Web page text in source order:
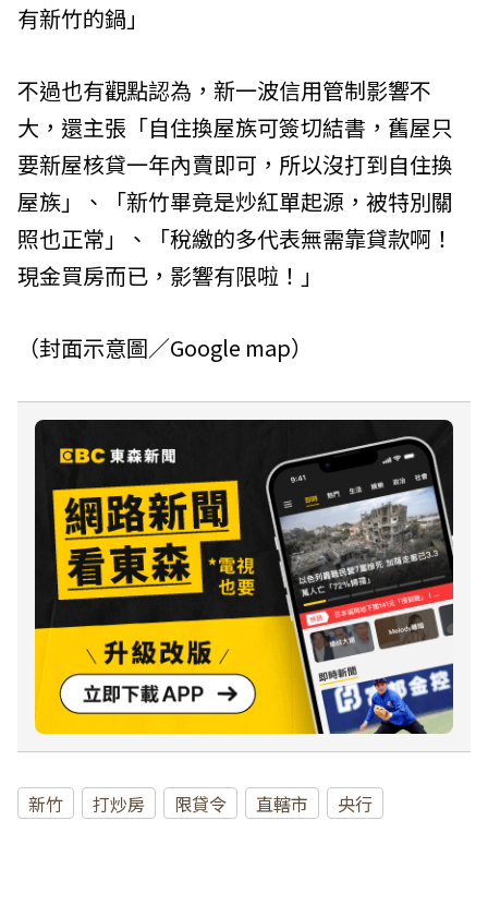
有新竹的鍋」
不過也有觀點認為，新一波信用管制影響不
大，還主張「自住換屋族可簽切結書，舊屋只
要新屋核貸一年內賣即可，所以沒打到自住換
屋族」、「新竹畢竟是炒紅單起源，被特別關
照也正常」、「稅繳的多代表無需靠貸款啊！
現金買房而已，影響有限啦！」
（封面示意圖／Google map）
新竹 打炒房 限貸令 直轄市 央行